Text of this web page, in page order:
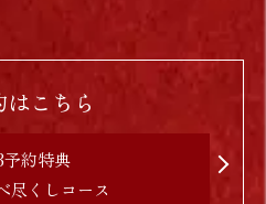
はこちら
予約特典
尽くしコース